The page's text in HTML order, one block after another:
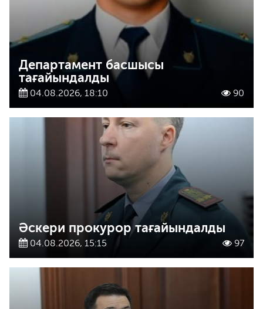
Департамент басшысы
тағайындалды
04.08.2026, 18:10 90
Әскери прокурор тағайындалды
04.08.2026, 15:15 97